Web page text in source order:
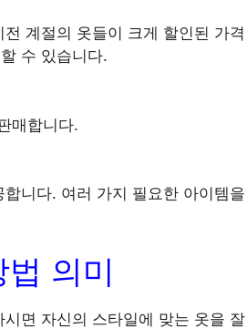
계절의 옷들이 크게 할인된 가격
수 있습니다.
매합니다.
니다. 여러 가지 필요한 아이템을
의미
면 자신의 스타일에 맞는 옷을 잘